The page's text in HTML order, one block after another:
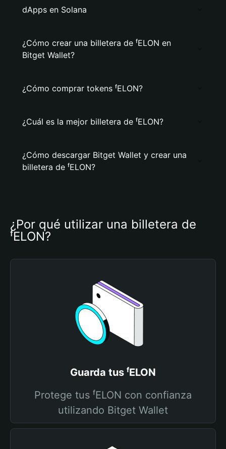
dApps en Solana
¿Cómo crear una billetera de ᶠELON en
Bitget Wallet?
¿Cómo comprar tokens ᶠELON?
¿Cuál es la mejor billetera de ᶠELON?
¿Cómo descargar Bitget Wallet y crear una
billetera de ᶠELON?
¿Por qué utilizar una billetera de
ᶠELON?
Guarda tus ᶠELON
Protege tus ᶠELON con confianza
utilizando Bitget Wallet